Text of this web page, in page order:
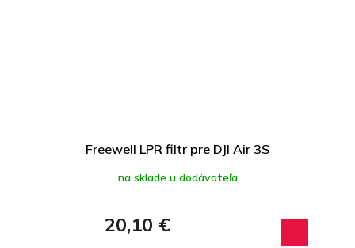
Freewell LPR filtr pre DJI Air 3S
na sklade u dodávateľa
20,10 €